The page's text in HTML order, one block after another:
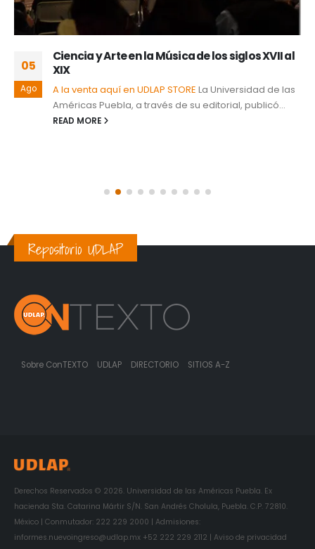
05
Ago
Ciencia y Arte en la Música de los siglos XVII al
XIX
A la venta aquí en UDLAP STORE La Universidad de las
Américas Puebla, a través de su editorial, publicó...
READ MORE
Repositorio UDLAP
Sobre ConTEXTO UDLAP DIRECTORIO SITIOS A-Z
Derechos Reservados © 2026. Universidad de las Américas Puebla. Ex
hacienda Sta. Catarina Mártir S/N. San Andrés Cholula, Puebla. C.P. 72810.
México | Conmutador: 222 229 2000 | Admisiones:
informes.nuevoingreso@udlap.mx +52 222 229 2112 | Aviso de privacidad